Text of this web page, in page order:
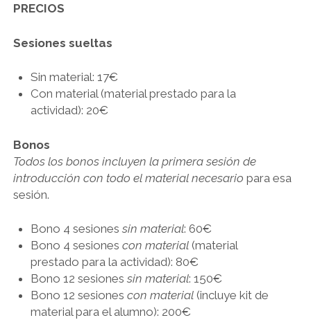
PRECIOS
Sesiones sueltas
Sin material: 17€
Con material (material prestado para la
actividad): 20€
Bonos
Todos los bonos incluyen la primera sesión de
introducción con todo el material necesario para esa
sesión.
Bono 4 sesionessin material: 60€
Bono 4 sesionescon material (material
prestado para la actividad): 80€
Bono 12 sesionessin material: 150€
Bono 12 sesionescon material (incluye kit de
material para el alumno): 200€